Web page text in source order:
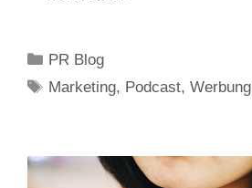
Kategorien
PR Blog
Schlagwörter
Marketing, Podcast,Werbung